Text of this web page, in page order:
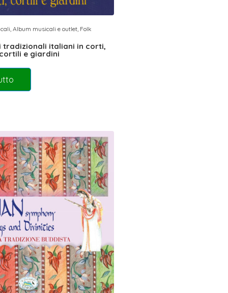
Album musicali e outlet, Folk
tradizionali italiani in corti,
e giardini